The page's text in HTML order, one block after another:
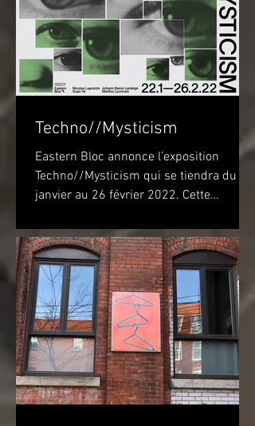
Techno//Mysticism
Eastern Bloc annonce l’exposition
Techno//Mysticism qui se tiendra du 22
janvier au 26 février 2022. Cette